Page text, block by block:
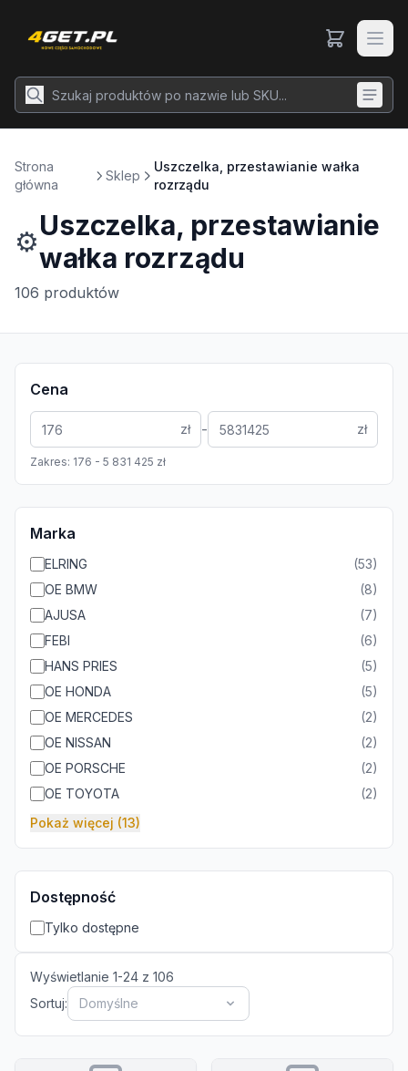
Strona
główna
Sklep
Uszczelka, przestawianie wałka
rozrządu
⚙️Uszczelka, przestawianie
wałka rozrządu
106 produktów
Cena
zł - zł
Zakres: 176 - 5 831 425 zł
Marka
ELRING (53)
OE BMW
(8)
AJUSA
(7)
FEBI
(6)
HANS PRIES
(5)
OE HONDA
(5)
OE MERCEDES
(2)
OE NISSAN
(2)
OE PORSCHE
(2)
OE TOYOTA
(2)
Pokaż więcej (13)
Dostępność
Tylko dostępne
Wyświetlanie 1-24 z 106
Sortuj:
Domyślne